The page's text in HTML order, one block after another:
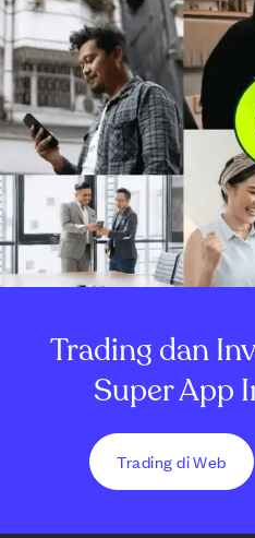
Trading dan
Super App
Trading di Web